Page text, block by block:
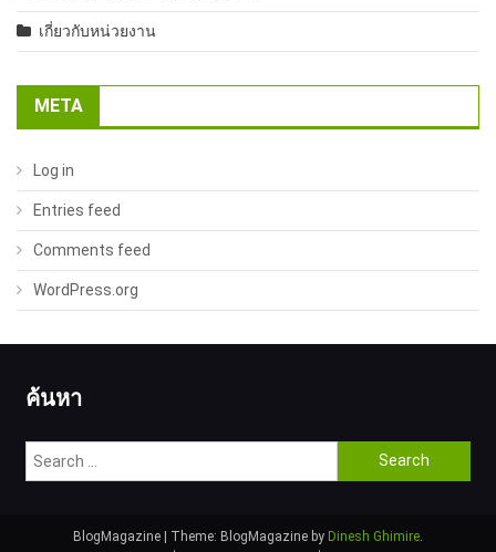
เกี่ยวกับหน่วยงาน
META
Log in
Entries feed
Comments feed
WordPress.org
ค้นหา
Search
for:
BlogMagazine | Theme: BlogMagazine by Dinesh Ghimire